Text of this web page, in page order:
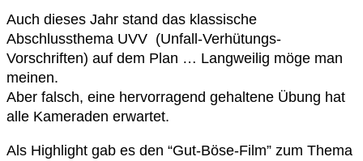
Auch dieses Jahr stand das klassische
Abschlussthema UVV (Unfall-Verhütungs-
Vorschriften) auf dem Plan … Langweilig möge man
meinen.
Aber falsch, eine hervorragend gehaltene Übung hat
alle Kameraden erwartet.
Als Highlight gab es den “Gut-Böse-Film” zum Thema